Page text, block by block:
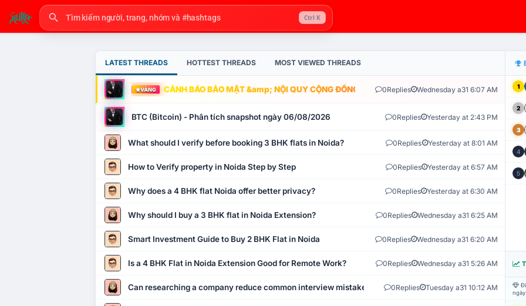
Ctrl K
LATEST THREADS HOTTEST THREADS MOST VIEWED THREADS
VÀNG CẢNH BÁO BẢO MẬT &amp; NỘI QUY CỘNG ĐỒNG VLIKE.VN: HỆ THỐNG GIÁM SÁT TỰ
0Replies Wednesday a31 6:07 AM
BTC (Bitcoin) - Phân tích snapshot ngày 06/08/2026 0Replies Yesterday at 2:43 PM
What should I verify before booking 3 BHK flats in Noida? 0Replies Yesterday at 8:01 AM
How to Verify property in Noida Step by Step 0Replies Yesterday at 6:57 AM
Why does a 4 BHK flat Noida offer better privacy? 0Replies Yesterday at 6:30 AM
Why should I buy a 3 BHK flat in Noida Extension? 0Replies Wednesday a31 6:25 AM
Smart Investment Guide to Buy 2 BHK Flat in Noida 0Replies Wednesday a31 6:20 AM
Is a 4 BHK Flat in Noida Extension Good for Remote Work? 0Replies Wednesday a31 5:26 AM
Can researching a company reduce common interview mistakes? 0Replies Tuesday a31 10:12 AM
1
2
3
4
5